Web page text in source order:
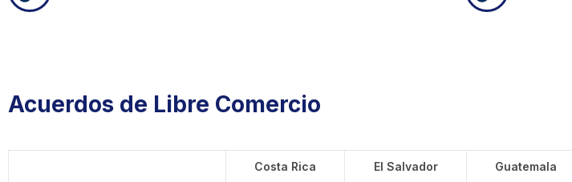
Acuerdos de Libre Comercio
Costa Rica El Salvador Guatemala